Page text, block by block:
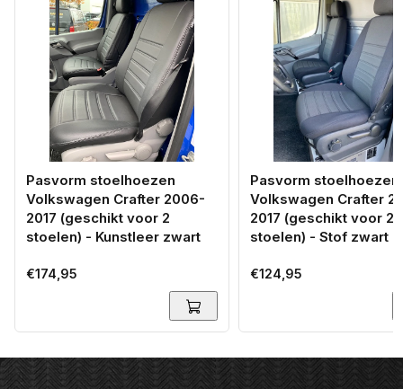
Pasvorm stoelhoezen
Volkswagen Crafter 2006-
2017 (geschikt voor 2
stoelen) - Kunstleer zwart
Normale
€174,95
Pasvorm stoelhoezen
Volkswagen Crafter
2017 (geschikt voor 2
stoelen) - Stof zwart
Normale
€124,95